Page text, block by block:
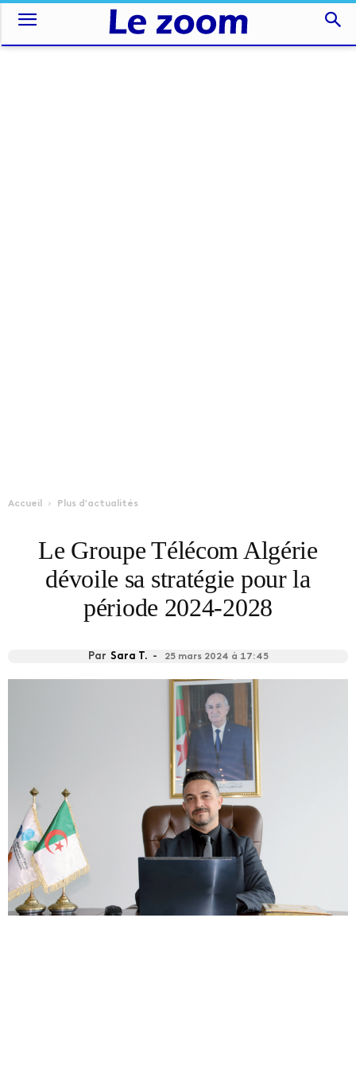
Accueil Plus d'actualités
Le Groupe Télécom Algérie
dévoile sa stratégie pour la
période 2024-2028
Par Sara T. - 25 mars 2024 à 17:45